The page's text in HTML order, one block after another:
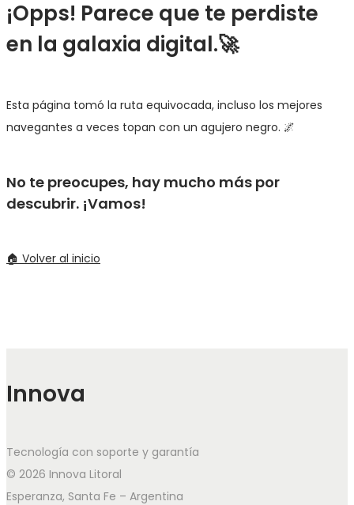
¡Opps! Parece que te perdiste
en la galaxia digital.🚀
Esta página tomó la ruta equivocada, incluso los mejores
navegantes a veces topan con un agujero negro. 🌌
No te preocupes, hay mucho más por
descubrir. ¡Vamos!
🏠 Volver al inicio
Innova
Tecnología con soporte y garantía
© 2026 Innova Litoral
Esperanza, Santa Fe – Argentina